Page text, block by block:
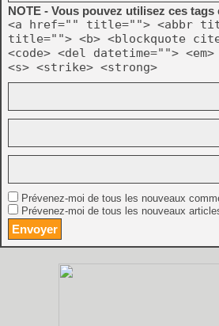
NOTE - Vous pouvez utilisez ces
<a href="" title=""> <abbr
title=""> <b> <blockquote
<code> <del datetime="">
<s> <strike> <strong>
Prévenez-moi de tous les nouveaux
Prévenez-moi de tous les nouveaux